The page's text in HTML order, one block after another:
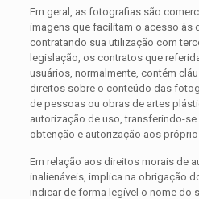
Em geral, as fotografias são
imagens que facilitam o acesso às
contratando sua utilização com
legislação, os contratos que
usuários, normalmente, contém
direitos sobre o conteúdo das
de pessoas ou obras de artes
autorização de uso, transferindo-
obtenção e autorização aos
Em relação aos direitos morais de
inalienáveis, implica na obrigação
indicar de forma legível o nome do